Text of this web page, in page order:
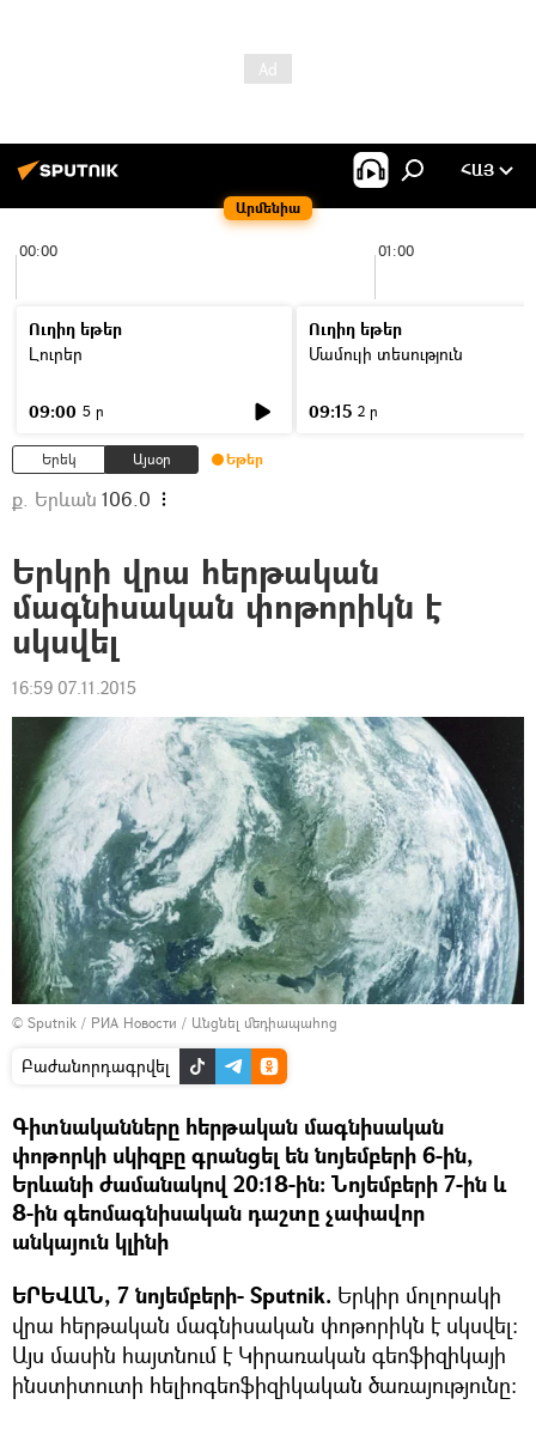
Արմենիա
ՀԱՅ
00:00 01:00
Ուղիղ եթեր
Լուրեր
09:00 5 ր
Ուղիղ եթեր
Մամուլի տեսություն
09:15 2 ր
Երեկ Այսօր Եթեր
ք. Երևան 106.0
Երկրի վրա հերթական
մագնիսական փոթորիկն է
սկսվել
16:59 07.11.2015
© Sputnik / РИА Новости / Անցնել մեդիապահոց
Բաժանորդագրվել
Գիտնականները հերթական մագնիսական
փոթորկի սկիզբը գրանցել են նոյեմբերի 6-ին,
Երևանի ժամանակով 20:18-ին: Նոյեմբերի 7-ին և
8-ին գեոմագնիսական դաշտը չափավոր
անկայուն կլինի
ԵՐԵՎԱՆ, 7 նոյեմբերի- Sputnik. Երկիր մոլորակի
վրա հերթական մագնիսական փոթորիկն է սկսվել:
Այս մասին հայտնում է Կիրառական գեոֆիզիկայի
ինստիտուտի հելիոգեոֆիզիկական ծառայությունը: